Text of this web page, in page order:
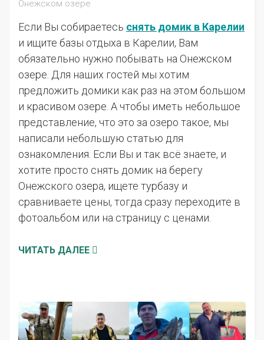
Онежском озере
Если Вы собираетесь снять домик в Карелии
и ищите базы отдыха в Карелии, Вам
обязательно нужно побывать на Онежском
озере. Для наших гостей мы хотим
предложить домики как раз на этом большом
и красивом озере. А чтобы иметь небольшое
представление, что это за озеро такое, мы
написали небольшую статью для
ознакомления. Если Вы и так всё знаете, и
хотите просто снять домик на берегу
Онежского озера, ищете турбазу и
сравниваете цены, тогда сразу переходите в
фотоальбом или на страницу с ценами.
ЧИТАТЬ ДАЛЕЕ